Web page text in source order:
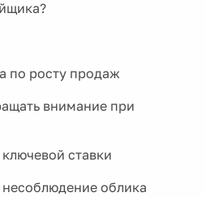
по росту продаж
внимание при
ставки
облика